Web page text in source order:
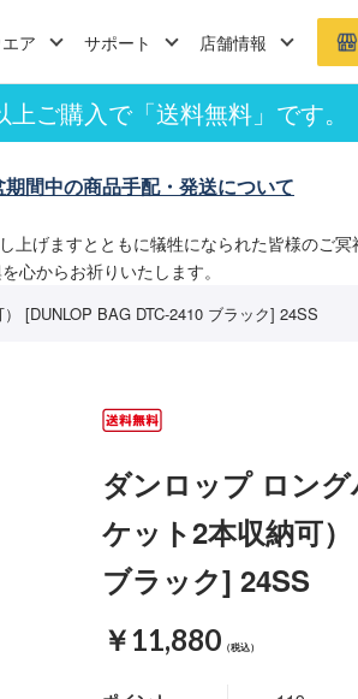
ア サポート 店舗情報
ご購入で「送料無料」です。
期間中の商品手配・発送について
げますとともに犠牲になられた皆様のご冥
心からお祈りいたします。
[DUNLOP BAG DTC-2410 ブラック] 24SS
ダンロップ ロン
ケット2本収納可
ブラック] 24SS
￥11,880 （税込）